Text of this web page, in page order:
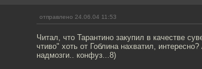
отправлено 24.06.04 11:53
Читал, что Тарантино закупил в качестве
чтиво" хоть от Гоблина нахватил,
надмозги.. конфуз...8)